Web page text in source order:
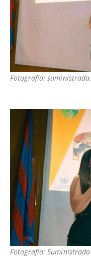
Fotografía: suministrada.
Fotografía: Suministrada